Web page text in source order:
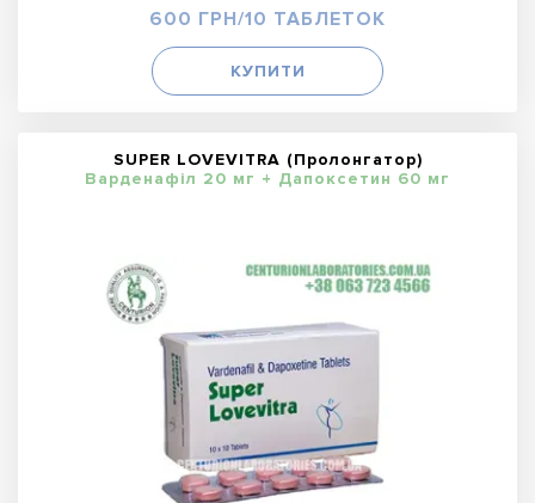
600 ГРН/10 ТАБЛЕТОК
КУПИТИ
SUPER LOVEVITRA (Пролонгатор)
Варденафіл 20 мг + Дапоксетин 60 мг